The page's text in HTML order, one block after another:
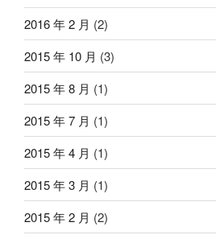
2016 年 2 月 (2)
2015 年 10 月 (3)
2015 年 8 月 (1)
2015 年 7 月 (1)
2015 年 4 月 (1)
2015 年 3 月 (1)
2015 年 2 月 (2)